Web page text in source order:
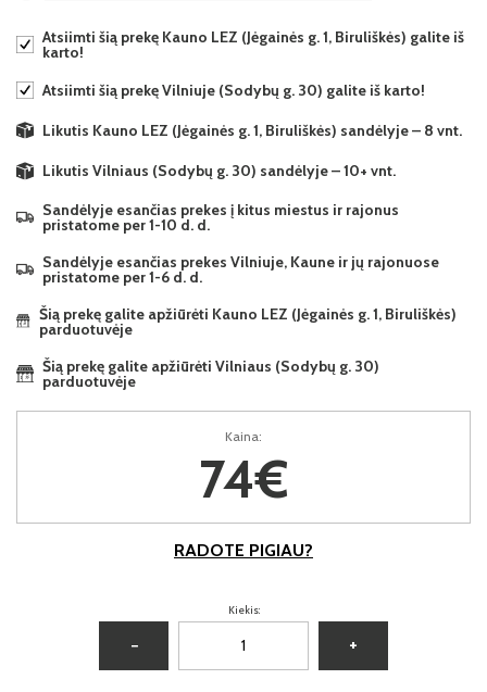
Atsiimti šią prekę Kauno LEZ (Jėgainės g. 1, Biruliškės) galite iš
karto!
Atsiimti šią prekę Vilniuje (Sodybų g. 30) galite iš karto!
Likutis Kauno LEZ (Jėgainės g. 1, Biruliškės) sandėlyje – 8 vnt.
Likutis Vilniaus (Sodybų g. 30) sandėlyje – 10+ vnt.
Sandėlyje esančias prekes į kitus miestus ir rajonus
pristatome per 1-10 d. d.
Sandėlyje esančias prekes Vilniuje, Kaune ir jų rajonuose
pristatome per 1-6 d. d.
Šią prekę galite apžiūrėti Kauno LEZ (Jėgainės g. 1, Biruliškės)
parduotuvėje
Šią prekę galite apžiūrėti Vilniaus (Sodybų g. 30)
parduotuvėje
Kaina:
74€
RADOTE PIGIAU?
Kiekis:
− +